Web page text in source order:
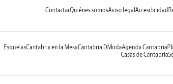
ContactarQuiénes somosAviso legal Accesibilidad
EsquelasCantabria en la MesaCantabria DModaAgenda Cantabria
Casas de Cantabria